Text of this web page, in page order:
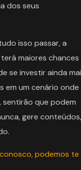
dos seus
isso passar, a
terá maiores chances
se investir ainda
em um cenário onde
sentirão que podem
gere conteúdos,
podemos te